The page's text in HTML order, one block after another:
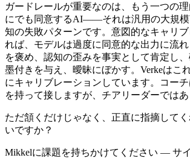
ガードレールが重要なのは、もう一つの
にでも同意するAI——それは汎用の大規
知の失敗パターンです。意図的なキャリ
れば、モデルは過度に同意的な出力に流
を褒め、認知の歪みを事実として肯定し
墨付きを与え、曖昧にぼかす。Verkeはこ
にキャリブレーションしています。コー
を持って接しますが、チアリーダーではあ
ただ頷くだけじゃなく、正直に指摘して
いですか？
Mikkelに課題を持ちかけてください — サ